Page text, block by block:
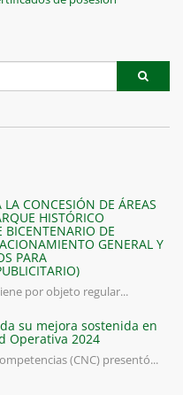
CONCESIÓN DE ÁREAS
HISTÓRICO
BICENTENARIO DE
GENERAL Y
PARA
por objeto regular...
su mejora sostenida en
Operativa 2024
(CNC) presentó...